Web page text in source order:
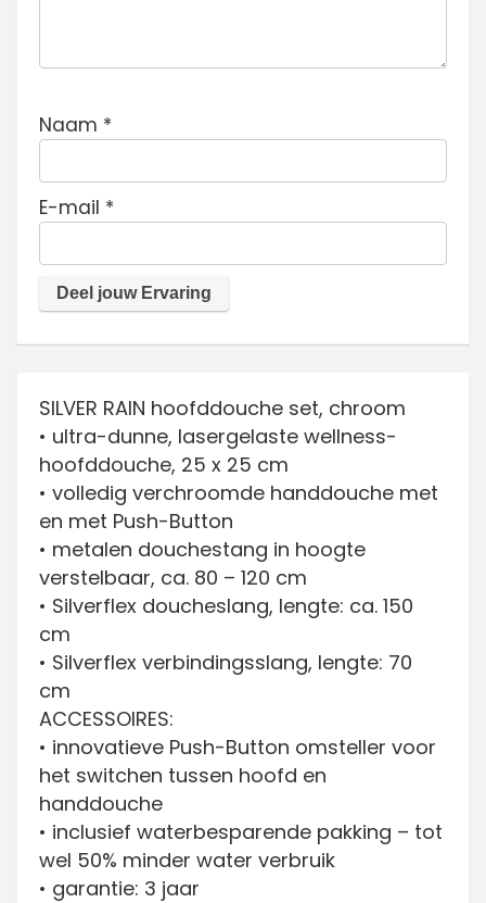
Naam *
E-mail *
SILVER RAIN hoofddouche set, chroom
• ultra-dunne, lasergelaste wellness-
hoofddouche, 25 x 25 cm
• volledig verchroomde handdouche met
en met Push-Button
• metalen douchestang in hoogte
verstelbaar, ca. 80 – 120 cm
• Silverflex doucheslang, lengte: ca. 150
cm
• Silverflex verbindingsslang, lengte: 70
cm
ACCESSOIRES:
• innovatieve Push-Button omsteller voor
het switchen tussen hoofd en
handdouche
• inclusief waterbesparende pakking – tot
wel 50% minder water verbruik
• garantie: 3 jaar